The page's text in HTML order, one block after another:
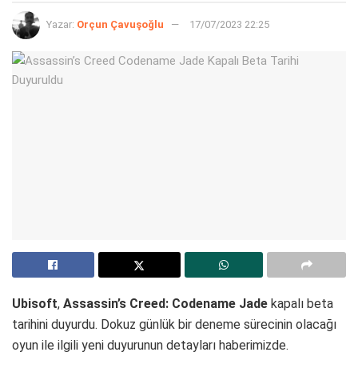
Yazar: Orçun Çavuşoğlu 17/07/2023 22:25
Ubisoft, Assassin’s Creed: Codename Jade kapalı beta
tarihini duyurdu. Dokuz günlük bir deneme sürecinin olacağı
oyun ile ilgili yeni duyurunun detayları haberimizde.